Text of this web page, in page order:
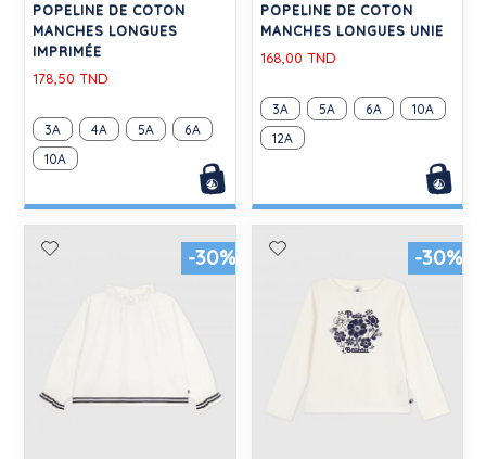
POPELINE DE COTON
MANCHES LONGUES
IMPRIMÉE
178,50 TND
3A 4A 5A
6A
10A
POPELINE DE COTON
MANCHES LONGUES UNIE
168,00 TND
3A 5A 6A
10A
12A
-30% -30%